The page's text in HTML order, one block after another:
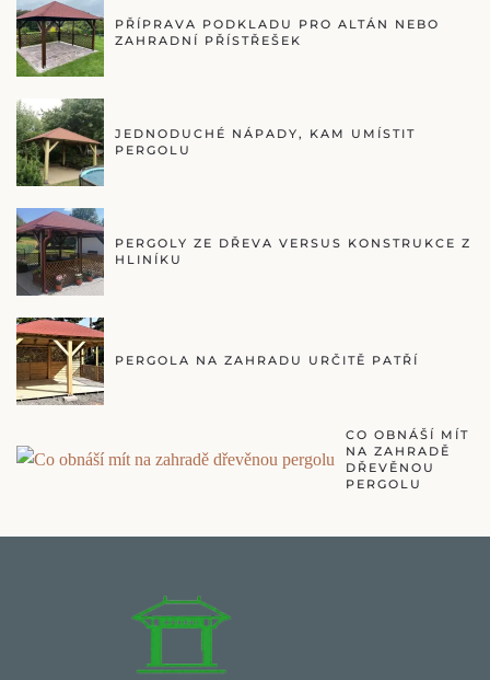
PŘÍPRAVA PODKLADU PRO ALTÁN NEBO
ZAHRADNÍ PŘÍSTŘEŠEK
JEDNODUCHÉ NÁPADY, KAM UMÍSTIT
PERGOLU
PERGOLY ZE DŘEVA VERSUS KONSTRUKCE Z
HLINÍKU
PERGOLA NA ZAHRADU URČITĚ PATŘÍ
CO OBNÁŠÍ MÍT
NA ZAHRADĚ
DŘEVĚNOU
PERGOLU